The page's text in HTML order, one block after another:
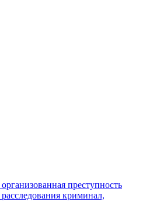
организованная преступность
расследования криминал,